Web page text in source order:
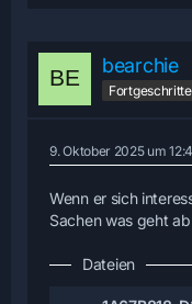
bearchie
9. Oktober 2025 um
Wenn er sich
Sachen was geht
Dateien